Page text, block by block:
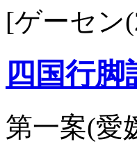
[ゲーセン
四国行脚
第一案(